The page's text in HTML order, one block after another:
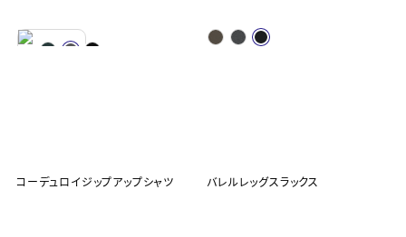
コーデュロイジップアップシャツ バレルレッグスラックス